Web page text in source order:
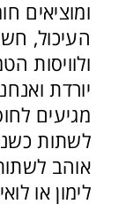
ומוציאים
העיכול,
ולוויסות
יורדת
מגיעים
לשתות
אוהב
לימון או